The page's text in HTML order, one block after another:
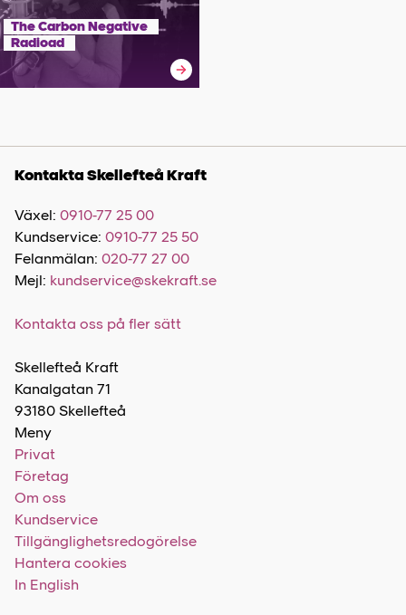
The Carbon Negative
Radioad
Kontakta Skellefteå Kraft
Växel: 0910-77 25 00
Kundservice: 0910-77 25 50
Felanmälan: 020-77 27 00
Mejl: kundservice@skekraft.se
Kontakta oss på fler sätt
Skellefteå Kraft
Kanalgatan 71
93180 Skellefteå
Meny
Privat
Företag
Om oss
Kundservice
Tillgänglighetsredogörelse
Hantera cookies
In English